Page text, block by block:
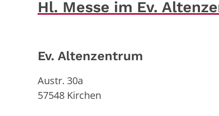
Hl. Messe im Ev.
Ev. Altenzentrum
Austr. 30a
57548 Kirchen